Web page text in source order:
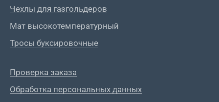
Чехлы для газгольдеров
Мат высокотемпературный
Тросы буксировочные
Проверка заказа
Обработка персональных данных